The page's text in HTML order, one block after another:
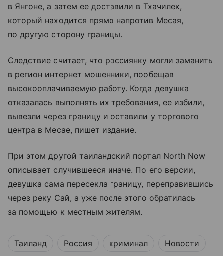
в Янгоне, а затем ее доставили в Тхачилек,
который находится прямо напротив Месая,
по другую сторону границы.
Следствие считает, что россиянку могли заманить
в регион интернет мошенники, пообещав
высокооплачиваемую работу. Когда девушка
отказалась выполнять их требования, ее избили,
вывезли через границу и оставили у торгового
центра в Месае, пишет издание.
При этом другой таиландский портал North Now
описывает случившееся иначе. По его версии,
девушка сама пересекла границу, переправившись
через реку Сай, а уже после этого обратилась
за помощью к местным жителям.
Таиланд Россия криминал Новости